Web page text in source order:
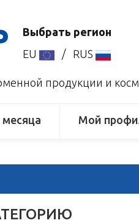
Выбрать регион
EU
/ RUS
продукции и
Мой